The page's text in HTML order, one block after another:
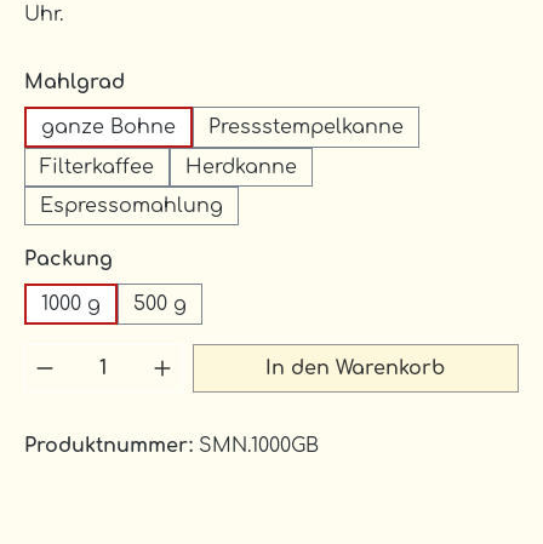
Uhr.
Mahlgrad
ganze Bohne
Pressstempelkanne
Filterkaffee
Herdkanne
Espressomahlung
Packung
1000 g 500 g
Produkt Anzahl: Gib den
In den Warenkorb
Produktnummer: SMN.1000GB